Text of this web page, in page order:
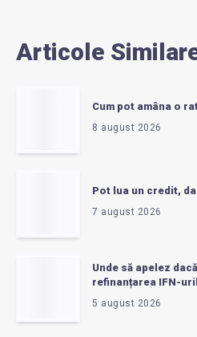
Articole
Cum pot amâna o
8 august 2026
Pot lua un credit,
7 august 2026
Unde să apelez
refinanțarea IFN-
5 august 2026